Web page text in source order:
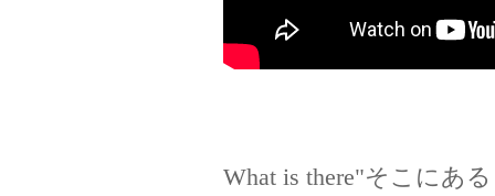
What is there"そこにあ